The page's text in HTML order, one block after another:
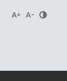
Agrandir le
Réduire